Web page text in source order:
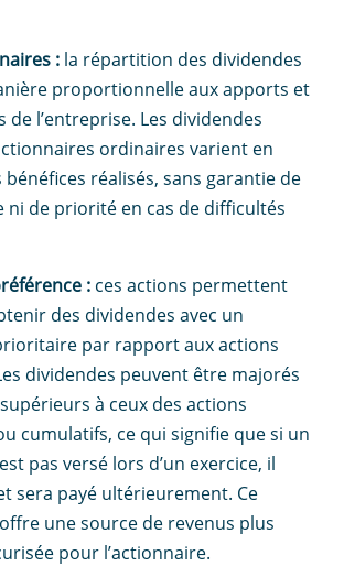
: la répartition des dividendes
proportionnelle aux apports et
de l’entreprise. Les dividendes
ordinaires varient en
réalisés, sans garantie de
ni de priorité en cas de difficultés
: ces actions permettent
des dividendes avec un
par rapport aux actions
dividendes peuvent être majorés
à ceux des actions
cumulatifs, ce qui signifie que si un
pas versé lors d’un exercice, il
sera payé ultérieurement. Ce
une source de revenus plus
pour l’actionnaire.